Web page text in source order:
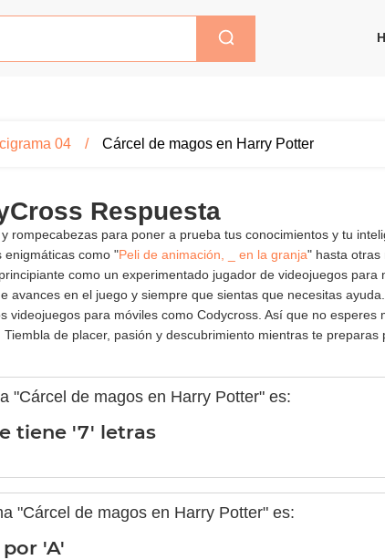
04 Cárcel de magos en Harry Potter
Respuesta
rompecabezas para poner a prueba tus conocimientos y tu
enigmáticas como "Peli de animación, _ en la granja" hasta otras
como un experimentado jugador de videojuegos
en el juego y siempre que sientas que necesitas
para móviles como Codycross. Así que no
de placer, pasión y descubrimiento mientras te
"Cárcel de magos en Harry Potter" es:
tiene '7' letras
"Cárcel de magos en Harry Potter" es:
'A'